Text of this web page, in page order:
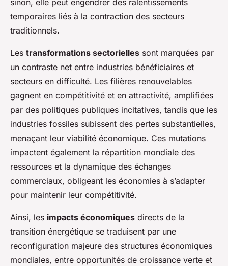
sinon, elle peut engendrer des ralentissements
temporaires liés à la contraction des secteurs
traditionnels.
Les transformations sectorielles sont marquées par
un contraste net entre industries bénéficiaires et
secteurs en difficulté. Les filières renouvelables
gagnent en compétitivité et en attractivité, amplifiées
par des politiques publiques incitatives, tandis que les
industries fossiles subissent des pertes substantielles,
menaçant leur viabilité économique. Ces mutations
impactent également la répartition mondiale des
ressources et la dynamique des échanges
commerciaux, obligeant les économies à s’adapter
pour maintenir leur compétitivité.
Ainsi, les impacts économiques directs de la
transition énergétique se traduisent par une
reconfiguration majeure des structures économiques
mondiales, entre opportunités de croissance verte et